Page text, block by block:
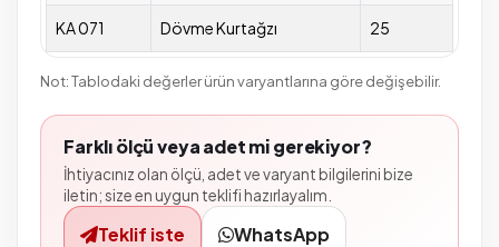
KA 071 Dövme Kurtağzı 25
Not: Tablodaki değerler ürün varyantlarına göre değişebilir.
Farklı ölçü veya adet mi gerekiyor?
İhtiyacınız olan ölçü, adet ve varyant bilgilerini bize
iletin; size en uygun teklifi hazırlayalım.
Teklif iste WhatsApp